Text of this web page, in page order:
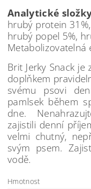
Analytické
hrubý protein
hrubý popel 5%,
Metabolizovatelná
Brit Jerky Snack
doplňkem
svému psovi
pamlsek během
dne.
zajistili denní
velmi chutný,
svým psem.
vodě.
Hmotnost